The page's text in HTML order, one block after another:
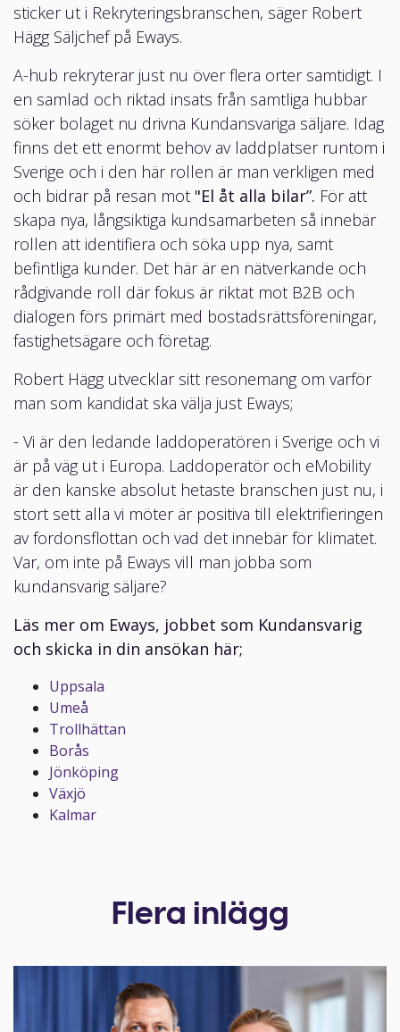
sticker ut i Rekryteringsbranschen, säger Robert
Hägg Säljchef på Eways.
A-hub rekryterar just nu över flera orter samtidigt. I
en samlad och riktad insats från samtliga hubbar
söker bolaget nu drivna Kundansvariga säljare. Idag
finns det ett enormt behov av laddplatser runtom i
Sverige och i den här rollen är man verkligen med
och bidrar på resan mot "El åt alla bilar”. För att
skapa nya, långsiktiga kundsamarbeten så innebär
rollen att identifiera och söka upp nya, samt
befintliga kunder. Det här är en nätverkande och
rådgivande roll där fokus är riktat mot B2B och
dialogen förs primärt med bostadsrättsföreningar,
fastighetsägare och företag.
Robert Hägg utvecklar sitt resonemang om varför
man som kandidat ska välja just Eways;
- Vi är den ledande laddoperatören i Sverige och vi
är på väg ut i Europa. Laddoperatör och eMobility
är den kanske absolut hetaste branschen just nu, i
stort sett alla vi möter är positiva till elektrifieringen
av fordonsflottan och vad det innebär för klimatet.
Var, om inte på Eways vill man jobba som
kundansvarig säljare?
Läs mer om Eways, jobbet som Kundansvarig
och skicka in din ansökan här;
Uppsala
Umeå
Trollhättan
Borås
Jönköping
Växjö
Kalmar
Flera inlägg